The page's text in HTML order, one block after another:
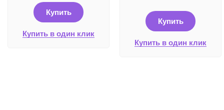
Купить
Купить в один клик
Купить
Купить в один клик